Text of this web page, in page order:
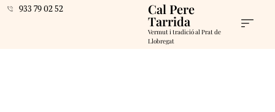
933 79 02 52 Cal Pere
Tarrida
Vermut i tradició al Prat de
Llobregat